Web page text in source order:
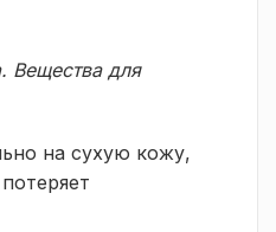
Вещества для
на сухую кожу,